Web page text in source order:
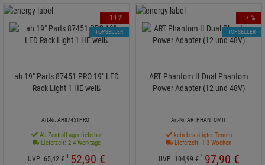
ah 19" Parts 87451 PRO 19" LED
Rack Light 1 HE weiß
Art-Nr. AH87451PRO
Ab ZentralLager lieferbar
Lieferzeit: 2-4 Werktage
UVP: 65,42 € 1 52,90 €
- 19 %
TOPSELLER
ART Phantom II Dual Phantom
Power Adapter (12 und 48V)
Art-Nr. ARTPHANTOMII
kein bestätigter Termin
Lieferzeit: 1-3 Wochen
UVP: 104,99 € 1 97,90 €
- 7 %
TOPSELLER